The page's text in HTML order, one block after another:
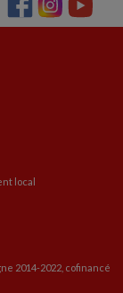
local
2014-2022, cofinancé